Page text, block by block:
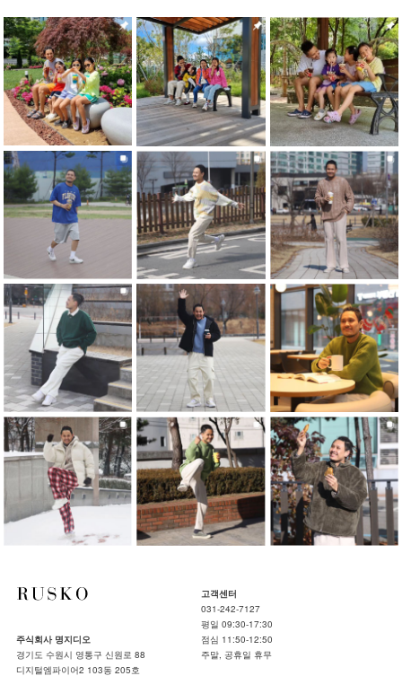
주식회사 명지디오
경기도 수원시 영통구 신원로 88
디지털엠파이어2 103동 205호
고객센터
031-242-7127
평일 09:30-17:30
점심 11:50-12:50
주말, 공휴일 휴무